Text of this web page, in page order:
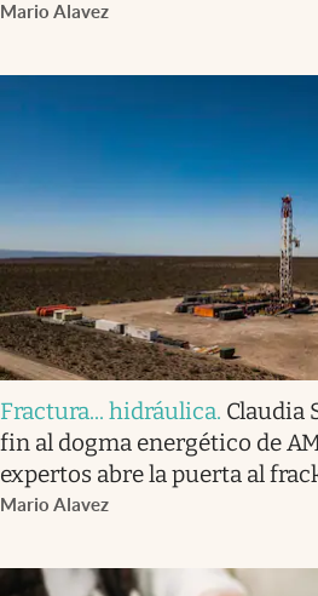
Mario Alavez
Fractura... hidráulica. Claudia
fin al dogma energético de
expertos abre la puerta al
Mario Alavez